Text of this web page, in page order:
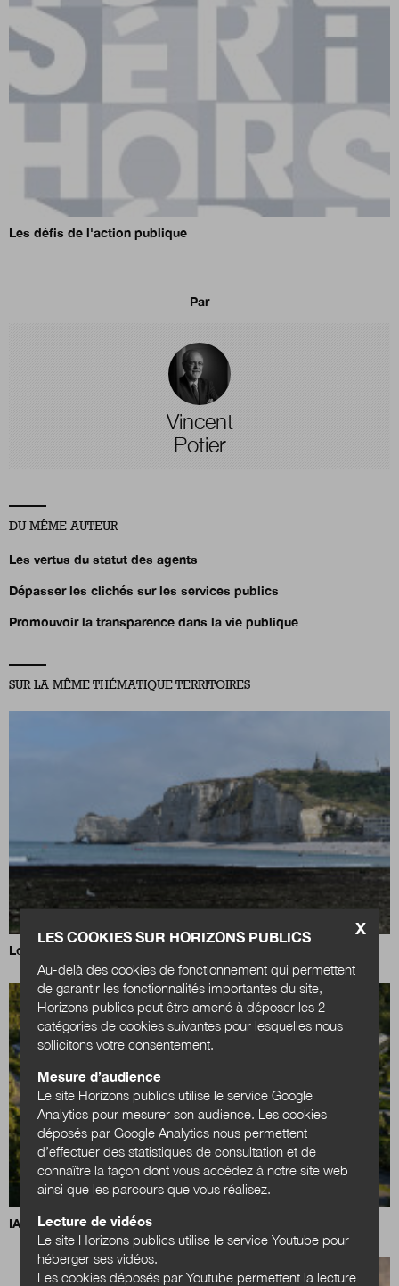
Les défis de l'action publique
Par
Vincent
Potier
DU MÊME AUTEUR
Les vertus du statut des agents
Dépasser les clichés sur les services publics
Promouvoir la transparence dans la vie publique
SUR LA MÊME THÉMATIQUE TERRITOIRES
Loi Littoral : un nouvel équilibre à trouver
IA, data centers et territoires : quels choix pour demain ?
X
LES COOKIES SUR HORIZONS PUBLICS
Au-delà des cookies de fonctionnement qui permettent
de garantir les fonctionnalités importantes du site,
Horizons publics peut être amené à déposer les 2
catégories de cookies suivantes pour lesquelles nous
sollicitons votre consentement.
Mesure d’audience
Le site Horizons publics utilise le service Google
Analytics pour mesurer son audience. Les cookies
déposés par Google Analytics nous permettent
d’effectuer des statistiques de consultation et de
connaître la façon dont vous accédez à notre site web
ainsi que les parcours que vous réalisez.
Lecture de vidéos
Le site Horizons publics utilise le service Youtube pour
héberger ses vidéos.
Les cookies déposés par Youtube permettent la lecture